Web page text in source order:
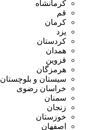
کرمانشاه
قم
کرمان
یزد
کردستان
همدان
قزوین
هرمزگان
سیستان و بلوچستان
خراسان رضوی
سمنان
زنجان
خوزستان
اصفهان